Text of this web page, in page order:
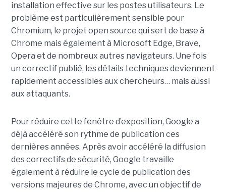
installation effective sur les postes utilisateurs. Le
problème est particulièrement sensible pour
Chromium, le projet open source qui sert de base à
Chrome mais également à Microsoft Edge, Brave,
Opera et de nombreux autres navigateurs. Une fois
un correctif publié, les détails techniques deviennent
rapidement accessibles aux chercheurs… mais aussi
aux attaquants.
Pour réduire cette fenêtre d’exposition, Google a
déjà accéléré son rythme de publication ces
dernières années. Après avoir accéléré la diffusion
des correctifs de sécurité, Google travaille
également à réduire le cycle de publication des
versions majeures de Chrome, avec un objectif de